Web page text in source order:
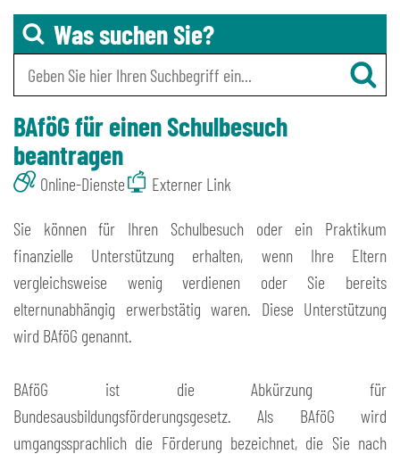
Was suchen Sie?
BAföG für einen Schulbesuch
beantragen
Online-Dienste Externer Link
Sie können für Ihren Schulbesuch oder ein Praktikum
finanzielle Unterstützung erhalten, wenn Ihre Eltern
vergleichsweise wenig verdienen oder Sie bereits
elternunabhängig erwerbstätig waren. Diese Unterstützung
wird BAföG genannt.
BAföG ist die Abkürzung für
Bundesausbildungsförderungsgesetz. Als BAföG wird
umgangssprachlich die Förderung bezeichnet, die Sie nach